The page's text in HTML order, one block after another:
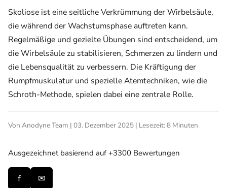
Skoliose ist eine seitliche Verkrümmung der Wirbelsäule,
die während der Wachstumsphase auftreten kann.
Regelmäßige und gezielte Übungen sind entscheidend, um
die Wirbelsäule zu stabilisieren, Schmerzen zu lindern und
die Lebensqualität zu verbessern. Die Kräftigung der
Rumpfmuskulatur und spezielle Atemtechniken, wie die
Schroth-Methode, spielen dabei eine zentrale Rolle.
Von Anodyne Team | 03. Dezember 2025 | Lesezeit: 8 Minuten
Ausgezeichnet basierend auf +3300 Bewertungen
f ✉